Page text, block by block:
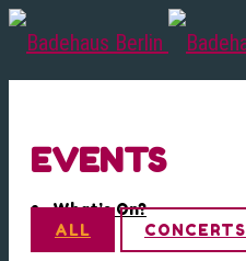
What’s On?
EVENTS
ALL CONCERTS